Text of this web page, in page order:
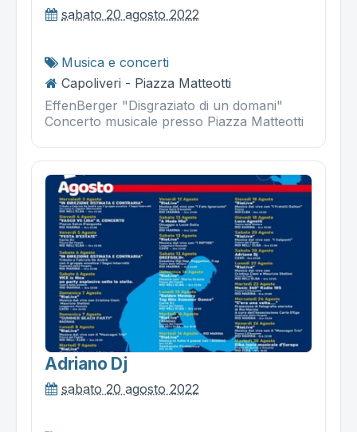
sabato 20 agosto 2022
Musica e concerti
Capoliveri - Piazza Matteotti
EffenBerger "Disgraziato di un domani"
Concerto musicale presso Piazza Matteotti
Adriano Dj
sabato 20 agosto 2022